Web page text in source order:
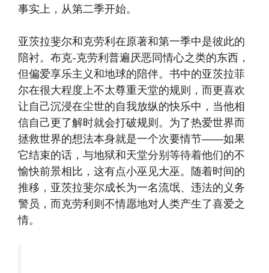
事实上，从第二季开始。
亚茨拉斐尔和克劳利在原著和第一季中是彼此的
陪衬。布克-克劳利普遍厌恶同情心之类的东西，
但偏爱享乐主义和地球的陪伴。书中的亚茨拉菲
尔在很大程度上不太尊重天堂的规则，而更喜欢
让自己沉浸在尘世的自我放纵的快乐中，当他相
信自己更了解时就会打破规则。为了热爱世界而
拯救世界的想法本身就是一个次要情节——如果
它结束的话，与地狱和天堂分别等待着他们的不
愉快前景相比，这有点小巫见大巫。随着时间的
推移，亚茨拉斐尔成长为一名流氓、违法的义务
警员，而克劳利则不情愿地对人类产生了喜爱之
情。 ​